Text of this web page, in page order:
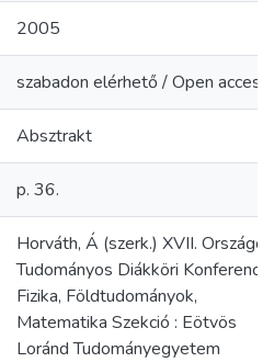
2005
szabadon elérhető / Open access
Absztrakt
p. 36.
Horváth, Á (szerk.) XVII. Országos
Tudományos Diákköri Konferencia
Fizika, Földtudományok,
Matematika Szekció : Eötvös
Loránd Tudományegyetem